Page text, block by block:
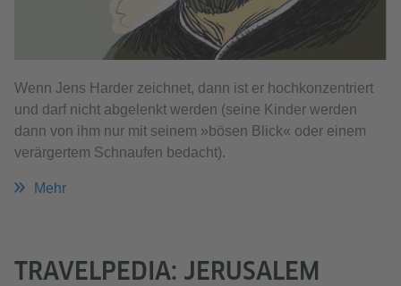
Wenn Jens Harder zeichnet, dann ist er hochkonzentriert
und darf nicht abgelenkt werden (seine Kinder werden
dann von ihm nur mit seinem »bösen Blick« oder einem
verärgertem Schnaufen bedacht).
Mehr
TRAVELPEDIA: JERUSALEM